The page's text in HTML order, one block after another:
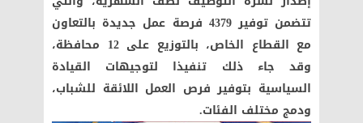
تتضمن توفير 4379 فرصة عمل جديدة بالتعاون
مع القطاع الخاص، بالتوزيع على 12 محافظة،
وقد جاء ذلك تنفيذا لتوجيهات القيادة
السياسية بتوفير فرص العمل اللائقة للشباب،
ودمج مختلف الفئات.